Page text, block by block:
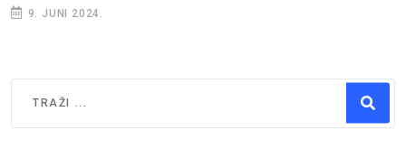
9. JUNI 2024.
Type 2 or more characters for results.